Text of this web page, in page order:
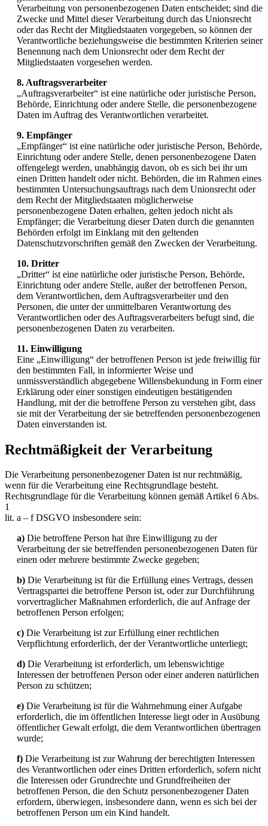
Verarbeitung von personenbezogenen Daten entscheidet; sind die
Zwecke und Mittel dieser Verarbeitung durch das Unionsrecht
oder das Recht der Mitgliedstaaten vorgegeben, so können der
Verantwortliche beziehungsweise die bestimmten Kriterien seiner
Benennung nach dem Unionsrecht oder dem Recht der
Mitgliedstaaten vorgesehen werden.
8. Auftragsverarbeiter
„Auftragsverarbeiter“ ist eine natürliche oder juristische Person,
Behörde, Einrichtung oder andere Stelle, die personenbezogene
Daten im Auftrag des Verantwortlichen verarbeitet.
9. Empfänger
„Empfänger“ ist eine natürliche oder juristische Person, Behörde,
Einrichtung oder andere Stelle, denen personenbezogene Daten
offengelegt werden, unabhängig davon, ob es sich bei ihr um
einen Dritten handelt oder nicht. Behörden, die im Rahmen eines
bestimmten Untersuchungsauftrags nach dem Unionsrecht oder
dem Recht der Mitgliedstaaten möglicherweise
personenbezogene Daten erhalten, gelten jedoch nicht als
Empfänger; die Verarbeitung dieser Daten durch die genannten
Behörden erfolgt im Einklang mit den geltenden
Datenschutzvorschriften gemäß den Zwecken der Verarbeitung.
10. Dritter
„Dritter“ ist eine natürliche oder juristische Person, Behörde,
Einrichtung oder andere Stelle, außer der betroffenen Person,
dem Verantwortlichen, dem Auftragsverarbeiter und den
Personen, die unter der unmittelbaren Verantwortung des
Verantwortlichen oder des Auftragsverarbeiters befugt sind, die
personenbezogenen Daten zu verarbeiten.
11. Einwilligung
Eine „Einwilligung“ der betroffenen Person ist jede freiwillig für
den bestimmten Fall, in informierter Weise und
unmissverständlich abgegebene Willensbekundung in Form einer
Erklärung oder einer sonstigen eindeutigen bestätigenden
Handlung, mit der die betroffene Person zu verstehen gibt, dass
sie mit der Verarbeitung der sie betreffenden personenbezogenen
Daten einverstanden ist.
Rechtmäßigkeit der Verarbeitung
Die Verarbeitung personenbezogener Daten ist nur rechtmäßig,
wenn für die Verarbeitung eine Rechtsgrundlage besteht.
Rechtsgrundlage für die Verarbeitung können gemäß Artikel 6 Abs.
1
lit. a – f DSGVO insbesondere sein:
a) Die betroffene Person hat ihre Einwilligung zu der
Verarbeitung der sie betreffenden personenbezogenen Daten für
einen oder mehrere bestimmte Zwecke gegeben;
b) Die Verarbeitung ist für die Erfüllung eines Vertrags, dessen
Vertragspartei die betroffene Person ist, oder zur Durchführung
vorvertraglicher Maßnahmen erforderlich, die auf Anfrage der
betroffenen Person erfolgen;
c) Die Verarbeitung ist zur Erfüllung einer rechtlichen
Verpflichtung erforderlich, der der Verantwortliche unterliegt;
d) Die Verarbeitung ist erforderlich, um lebenswichtige
Interessen der betroffenen Person oder einer anderen natürlichen
Person zu schützen;
e) Die Verarbeitung ist für die Wahrnehmung einer Aufgabe
erforderlich, die im öffentlichen Interesse liegt oder in Ausübung
öffentlicher Gewalt erfolgt, die dem Verantwortlichen übertragen
wurde;
f) Die Verarbeitung ist zur Wahrung der berechtigten Interessen
des Verantwortlichen oder eines Dritten erforderlich, sofern nicht
die Interessen oder Grundrechte und Grundfreiheiten der
betroffenen Person, die den Schutz personenbezogener Daten
erfordern, überwiegen, insbesondere dann, wenn es sich bei der
betroffenen Person um ein Kind handelt.